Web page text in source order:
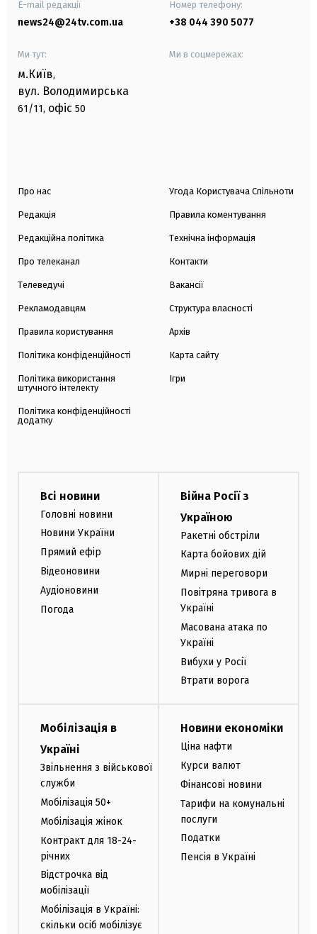
E-mail редакції
news24@24tv.com.ua
Номер телефону:
+38 044 390 5077
Ми тут:
м.Київ,
вул. Володимирська
61/11, офіс 50
Ми в соцмережах:
Про нас
Редакція
Редакційна політика
Про телеканал
Телеведучі
Рекламодавцям
Правила користування
Політика конфіденційності
Політика використання
штучного інтелекту
Політика конфіденційності
додатку
Угода Користувача Спільноти
Правила коментування
Технічна інформація
Контакти
Вакансії
Структура власності
Архів
Карта сайту
Ігри
Всі новини
Головні новини
Новини України
Прямий ефір
Відеоновини
Аудіоновини
Погода
Війна Росії з
Україною
Ракетні обстріли
Карта бойових дій
Мирні переговори
Повітряна тривога в
Україні
Масована атака по
Україні
Вибухи у Росії
Втрати ворога
Мобілізація в
Україні
Звільнення з військової
служби
Мобілізація 50+
Мобілізація жінок
Контракт для 18-24-
річних
Відстрочка від
мобілізації
Мобілізація в Україні:
скільки осіб мобілізує
Новини економіки
Ціна нафти
Курси валют
Фінансові новини
Тарифи на комунальні
послуги
Податки
Пенсія в Україні